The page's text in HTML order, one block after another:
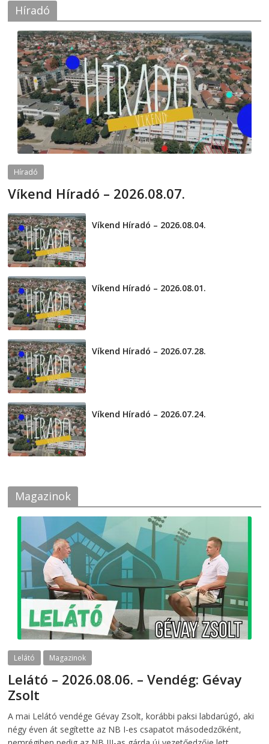
Híradó
Híradó
Víkend Híradó – 2026.08.07.
Víkend Híradó – 2026.08.04.
Víkend Híradó – 2026.08.01.
Víkend Híradó – 2026.07.28.
Víkend Híradó – 2026.07.24.
Magazinok
Lelátó Magazinok
Lelátó – 2026.08.06. – Vendég: Gévay
Zsolt
A mai Lelátó vendége Gévay Zsolt, korábbi paksi labdarúgó, aki
négy éven át segítette az NB I-es csapatot másodedzőként,